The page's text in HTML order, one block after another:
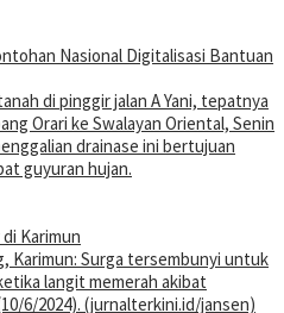
Nasional Digitalisasi Bantuan
Karimun